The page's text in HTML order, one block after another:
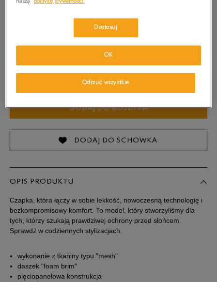
Sprawdź dostępność w salonach
DODAJ DO KOSZYKA
DODAJ DO SCHOWKA
OPIS PRODUKTU
Czapka, która łączy w sobie lekkość, nowoczesną technologię i
bezkompromisowy komfort. To model, który stworzyliśmy dla
tych, którzy szukają prawdziwej ochrony przed słońcem.
Sprawdź w codziennych stylizacjach.
wykonanie z tkaniny typu "mesh"
daszek "foam brim"
pięciopanelowa konstrukcja
naszą
politykę prywatności.
Dostosuj
Odrzuć wszystkie
OK